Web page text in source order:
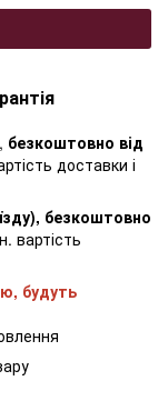
безкоштовно від
доставки і
безкоштовно
вартість
будуть